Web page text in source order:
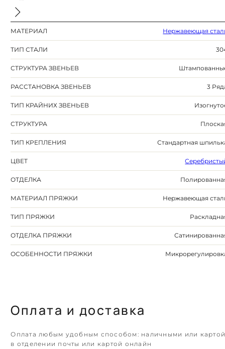
МАТЕРИАЛ Нержавеющая
ТИП СТАЛИ
СТРУКТУРА ЗВЕНЬЕВ
РАССТАНОВКА ЗВЕНЬЕВ 3
ТИП КРАЙНИХ ЗВЕНЬЕВ
СТРУКТУРА
ТИП КРЕПЛЕНИЯ Стандартная
ЦВЕТ
ОТДЕЛКА
МАТЕРИАЛ ПРЯЖКИ Нержавеющая
ТИП ПРЯЖКИ
ОТДЕЛКА ПРЯЖКИ
ОСОБЕННОСТИ ПРЯЖКИ
Оплата и доставка
Оплата любым удобным способом: наличными или
в отделении почты или картой онлайн